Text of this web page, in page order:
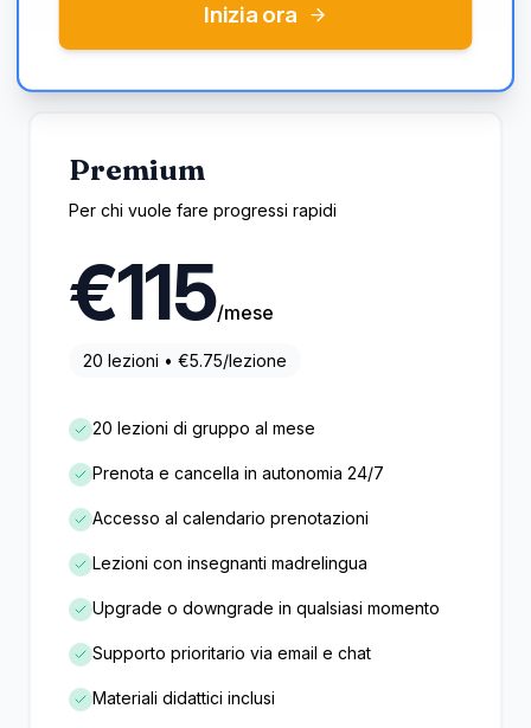
Inizia ora
Premium
Per chi vuole fare progressi rapidi
€115/mese
20 lezioni • €5.75/lezione
20 lezioni di gruppo al mese
Prenota e cancella in autonomia 24/7
Accesso al calendario prenotazioni
Lezioni con insegnanti madrelingua
Upgrade o downgrade in qualsiasi momento
Supporto prioritario via email e chat
Materiali didattici inclusi